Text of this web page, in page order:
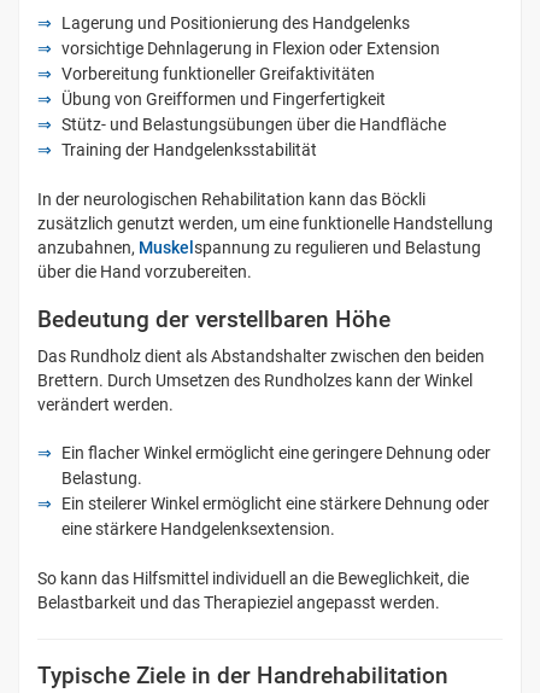
Lagerung und Positionierung des Handgelenks
vorsichtige Dehnlagerung in Flexion oder Extension
Vorbereitung funktioneller Greifaktivitäten
Übung von Greifformen und Fingerfertigkeit
Stütz- und Belastungsübungen über die Handfläche
Training der Handgelenksstabilität
In der neurologischen Rehabilitation kann das Böckli
zusätzlich genutzt werden, um eine funktionelle Handstellung
anzubahnen, Muskel spannung zu regulieren und Belastung
über die Hand vorzubereiten.
Bedeutung der verstellbaren Höhe
Das Rundholz dient als Abstandshalter zwischen den beiden
Brettern. Durch Umsetzen des Rundholzes kann der Winkel
verändert werden.
Ein flacher Winkel ermöglicht eine geringere Dehnung oder
Belastung.
Ein steilerer Winkel ermöglicht eine stärkere Dehnung oder
eine stärkere Handgelenksextension.
So kann das Hilfsmittel individuell an die Beweglichkeit, die
Belastbarkeit und das Therapieziel angepasst werden.
Typische Ziele in der Handrehabilitation